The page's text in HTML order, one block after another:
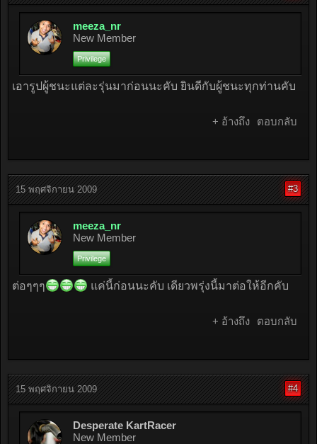
meeza_nr
New Member
Privilege
เอารูปผู้ชนะแต่ละรุ่นมาก่อนนะคับ ยินดีกับผู้ชนะทุกท่านคับ
+ อ้างถึง ตอบกลับ
15 พฤศจิกายน 2009 #3
meeza_nr
New Member
Privilege
ต่อๆๆๆ แค่นี้ก่อนนะคับ เดียวพรุ่งนี้มาต่อให้อีกคับ
+ อ้างถึง ตอบกลับ
15 พฤศจิกายน 2009 #4
Desperate KartRacer
New Member